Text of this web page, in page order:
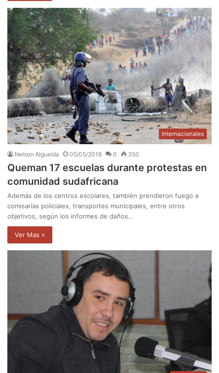
Internacionales
Nelson Algueida 05/05/2016 0 350
Queman 17 escuelas durante protestas en
comunidad sudafricana
Además de los centros escolares, también prendieron fuego a
comisarías policiales, transportes municipales, entre otros
objetivos, según los informes de daños…
Ver Mas »